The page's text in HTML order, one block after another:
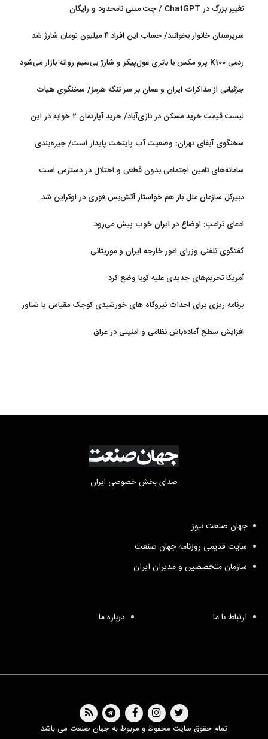
تغییر بزرگ در ChatGPT / چت متنی نامحدود و رایگان
سرپرستان خانوار بخوانند/ حساب این افراد ۴ میلیون تومان شارژ شد
ردمی K100 پرو مکس با باتری غول‌پیکر و شارژ بی‌سیم روانه بازار می‌شود
جزئیاتی از مذاکرات ایران و عمان بر سر تنگه هرمز/ سخنگوی هیات
لیست قیمت خرید مسکن در نازی‌آباد/ خرید آپارتمان ۲ خوابه در این
سخنگوی آبفای تهران: وضعیت آب پایتخت پایدار است/ جیره‌بندی
سامانه‌های تامین اجتماعی بدون قطعی و اختلال در دسترس است
دبیرکل سازمان ملل باز هم خواستار آتش‌بس فوری در اوکراین شد
ادعای ترامپ: اوضاع در ایران خوب پیش می‌رود
گفتگوی تلفنی وزرای امور خارجه ایران و موریتانی
آمریکا تحریم‌های جدیدی علیه کوبا وضع کرد
برنامه ریزی برای احداث نیروگاه های خورشیدی کوچک مقیاس یا شناور
افزایش سطح آماده‌باش نظامی و امنیتی در عراق
صدای بخش خصوصی ایران
جهان صنعت نیوز
سایت قدیمی روزنامه جهان صنعت
سازمان متخصصین و مدیران ایران
ارتباط با ما درباره ما
تمام حقوق سایت محفوظ و مربوط به جهان صنعت می باشد